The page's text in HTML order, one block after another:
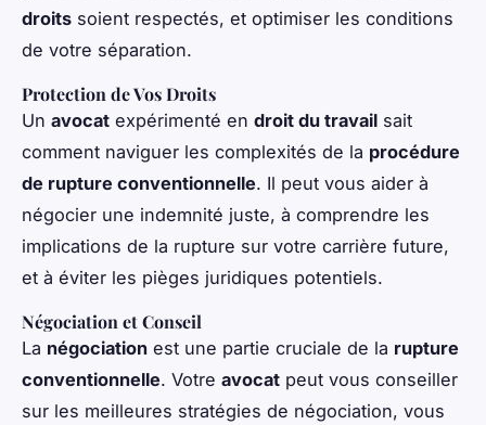
droits soient respectés, et optimiser les conditions
de votre séparation.
Protection de Vos Droits
Un avocat expérimenté en droit du travail sait
comment naviguer les complexités de la procédure
de rupture conventionnelle. Il peut vous aider à
négocier une indemnité juste, à comprendre les
implications de la rupture sur votre carrière future,
et à éviter les pièges juridiques potentiels.
Négociation et Conseil
La négociation est une partie cruciale de la rupture
conventionnelle. Votre avocat peut vous conseiller
sur les meilleures stratégies de négociation, vous